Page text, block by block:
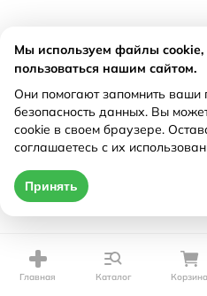
Главная Каталог Корзина
Мы используем файлы
пользоваться нашим сайтом.
Они помогают запомнить ваши
безопасность данных. Вы
cookie в своем браузере.
соглашаетесь с их
Принять